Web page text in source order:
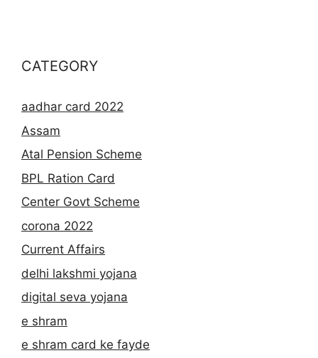
CATEGORY
aadhar card 2022
Assam
Atal Pension Scheme
BPL Ration Card
Center Govt Scheme
corona 2022
Current Affairs
delhi lakshmi yojana
digital seva yojana
e shram
e shram card ke fayde